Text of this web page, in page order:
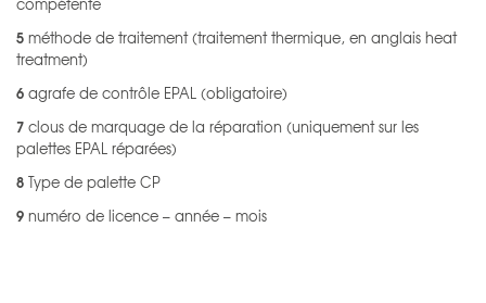
5 méthode de traitement (traitement thermique, en anglais heat
treatment)
6 agrafe de contrôle EPAL (obligatoire)
7 clous de marquage de la réparation (uniquement sur les
palettes EPAL réparées)
8 Type de palette CP
9 numéro de licence – année – mois